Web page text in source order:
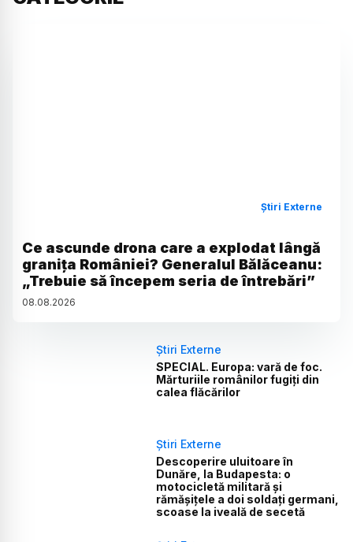
Știri Externe
Ce ascunde drona care a explodat lângă
granița României? Generalul Bălăceanu:
„Trebuie să începem seria de întrebări”
08.08.2026
Știri Externe
SPECIAL. Europa: vară de foc.
Mărturiile românilor fugiți din
calea flăcărilor
Știri Externe
Descoperire uluitoare în
Dunăre, la Budapesta: o
motocicletă militară și
rămășițele a doi soldați germani,
scoase la iveală de secetă